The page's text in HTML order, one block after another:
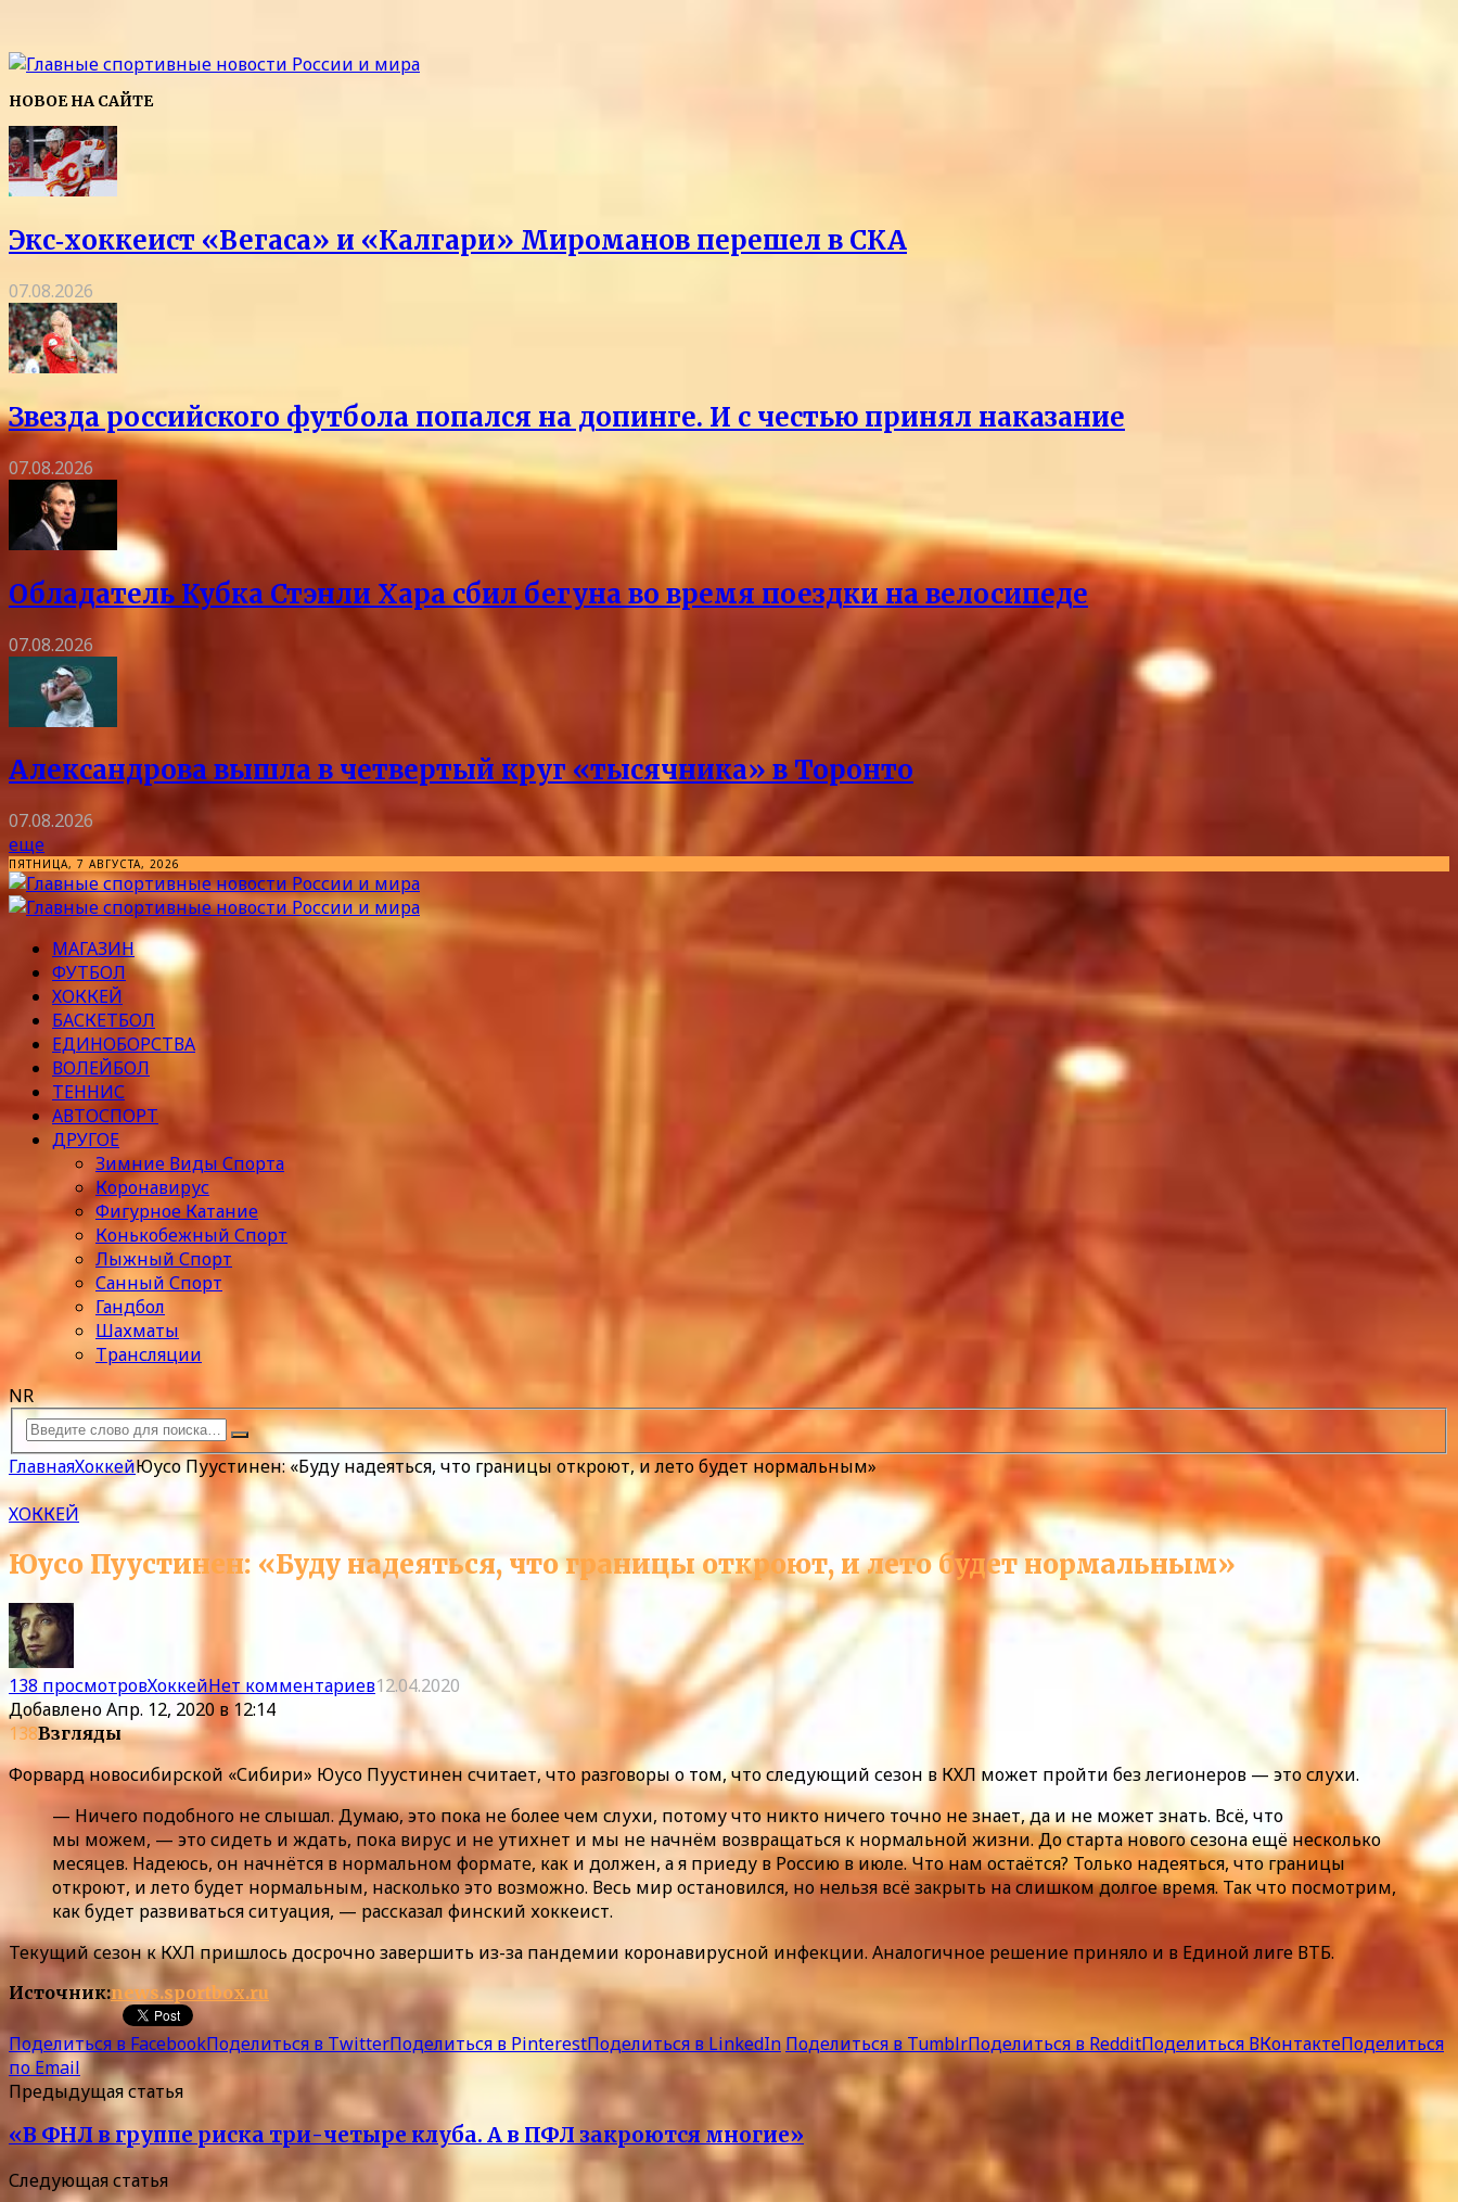
НОВОЕ НА САЙТЕ
Экс‑хоккеист «Вегаса» и «Калгари» Мироманов перешел в СКА
07.08.2026
Звезда российского футбола попался на допинге. И с честью принял наказание
07.08.2026
Обладатель Кубка Стэнли Хара сбил бегуна во время поездки на велосипеде
07.08.2026
Александрова вышла в четвертый круг «тысячника» в Торонто
07.08.2026
еще
ПЯТНИЦА, 7 АВГУСТА, 2026
МАГАЗИН
ФУТБОЛ
ХОККЕЙ
БАСКЕТБОЛ
ЕДИНОБОРСТВА
ВОЛЕЙБОЛ
ТЕННИС
АВТОСПОРТ
ДРУГОЕ
Зимние Виды Спорта
Коронавирус
Фигурное Катание
Конькобежный Спорт
Лыжный Спорт
Санный Спорт
Гандбол
Шахматы
Трансляции
NR
ГлавнаяХоккейЮусо Пуустинен: «Буду надеяться, что границы откроют, и лето будет нормальным»
ХОККЕЙ
Юусо Пуустинен: «Буду надеяться, что границы откроют, и лето будет нормальным»
138 просмотровХоккейНет комментариев12.04.2020
ДобавленоАпр. 12, 2020 в 12:14
138Взгляды
Форвард новосибирской «Сибири» Юусо Пуустинен считает, что разговоры о том, что следующий сезон в КХЛ может пройти без легионеров — это слухи.
— Ничего подобного не слышал. Думаю, это пока не более чем слухи, потому что никто ничего точно не знает, да и не может знать. Всё, что
мы можем, — это сидеть и ждать, пока вирус и не утихнет и мы не начнём возвращаться к нормальной жизни. До старта нового сезона ещё несколько
месяцев. Надеюсь, он начнётся в нормальном формате, как и должен, а я приеду в Россию в июле. Что нам остаётся? Только надеяться, что границы
откроют, и лето будет нормальным, насколько это возможно. Весь мир остановился, но нельзя всё закрыть на слишком долгое время. Так что посмотрим,
как будет развиваться ситуация, — рассказал финский хоккеист.
Текущий сезон к КХЛ пришлось досрочно завершить из-за пандемии коронавирусной инфекции. Аналогичное решение приняло и в Единой лиге ВТБ.
Источник:news.sportbox.ru
Поделиться в FacebookПоделиться в TwitterПоделиться в PinterestПоделиться в LinkedIn Поделиться в TumblrПоделиться в RedditПоделиться ВКонтактеПоделиться
по Email
Предыдущая статья
«В ФНЛ в группе риска три-четыре клуба. А в ПФЛ закроются многие»
Следующая статья